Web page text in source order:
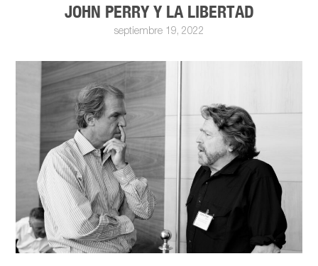
JOHN PERRY Y LA LIBERTAD
septiembre 19, 2022